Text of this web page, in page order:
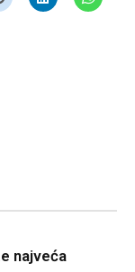
najveća